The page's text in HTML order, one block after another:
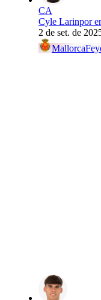
CA
Cyle Larinpor
2 de set. de
Mallorca